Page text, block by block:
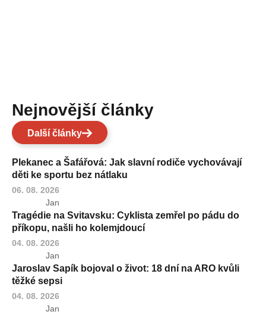
Nejnovější články
Další články
Plekanec a Šafářová: Jak slavní rodiče vychovávají
děti ke sportu bez nátlaku
06. 08. 2026
Jan
Tragédie na Svitavsku: Cyklista zemřel po pádu do
příkopu, našli ho kolemjdoucí
04. 08. 2026
Jan
Jaroslav Sapík bojoval o život: 18 dní na ARO kvůli
těžké sepsi
04. 08. 2026
Jan